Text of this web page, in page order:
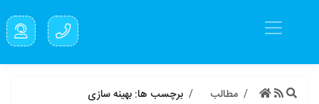
مطالب برچسب ها: بهینه سازی